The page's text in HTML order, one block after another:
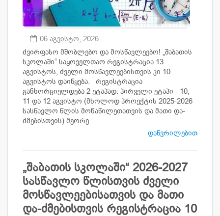
06 აგვისტო, 2026
ძვირფასო მშობლებო და მოსწავლეებო! „შაბათის
სკოლაში“ საყოველთაო რეგისტრაცია 13
აგვისტოს, ძველი მოსწავლეებისთვის კი 10
აგვისტოს დაიწყება. რეგისტრაცია
განხორციელდება 2 ეტაპად: პირველი ეტაპი - 10,
11 და 12 აგვისტო (მხოლოდ პროექტის 2025-2026
სასწავლო წლის მონაწილეთათვის და მათი და-
ძმებისთვის) მეორე ...
დაწვრილებით
„შაბათის სკოლაში“ 2026-2027
სასწავლო წლისთვის ძველი
მოსწავლეებისათვის და მათი
და-ძმებისთვის რეგისტრაცია 10